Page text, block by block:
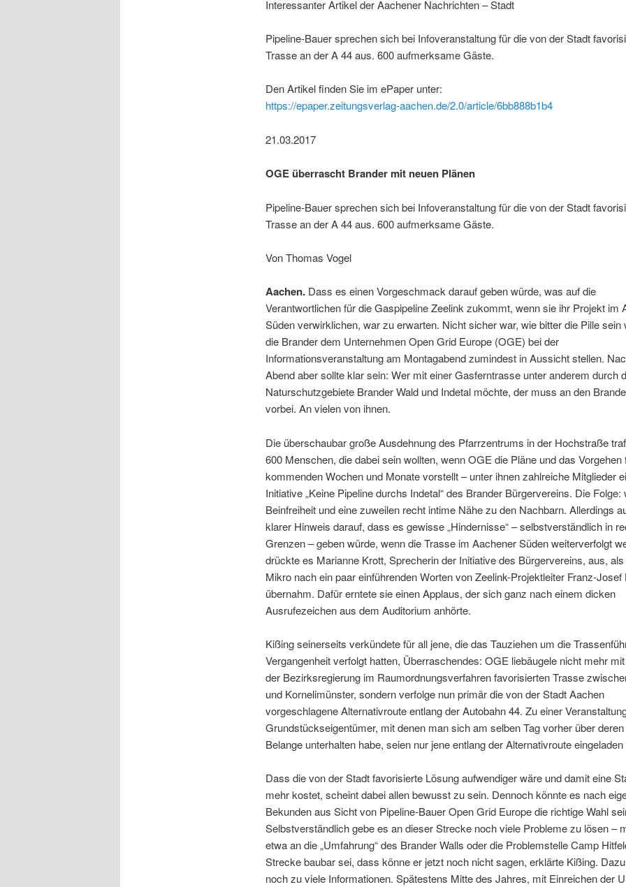
Interessanter Artikel der Aachener Nachrichten – Stadt
Pipeline-Bauer sprechen sich bei Infoveranstaltung für die von der Stadt
Trasse an der A 44 aus. 600 aufmerksame Gäste.
Den Artikel finden Sie im ePaper unter:
https://epaper.zeitungsverlag-aachen.de/2.0/article/6bb888b1b4
21.03.2017
OGE überrascht Brander mit neuen Plänen
Pipeline-Bauer sprechen sich bei Infoveranstaltung für die von der Stadt
Trasse an der A 44 aus. 600 aufmerksame Gäste.
Von Thomas Vogel
Aachen.Dass es einen Vorgeschmack darauf geben würde, was auf die
Verantwortlichen für die Gaspipeline Zeelink zukommt, wenn sie ihr Projekt im
Süden verwirklichen, war zu erwarten. Nicht sicher war, wie bitter die Pille sein
die Brander dem Unternehmen Open Grid Europe (OGE) bei der
Informationsveranstaltung am Montagabend zumindest in Aussicht stellen.
Abend aber sollte klar sein: Wer mit einer Gasferntrasse unter anderem durch
Naturschutzgebiete Brander Wald und Indetal möchte, der muss an den
vorbei. An vielen von ihnen.
Die überschaubar große Ausdehnung des Pfarrzentrums in der Hochstraße
600 Menschen, die dabei sein wollten, wenn OGE die Pläne und das Vorgehen
kommenden Wochen und Monate vorstellt – unter ihnen zahlreiche Mitglieder
Initiative „Keine Pipeline durchs Indetal“ des Brander Bürgervereins. Die Folge:
Beinfreiheit und eine zuweilen recht intime Nähe zu den Nachbarn. Allerdings
klarer Hinweis darauf, dass es gewisse „Hindernisse“ – selbstverständlich in
Grenzen – geben würde, wenn die Trasse im Aachener Süden weiterverfolgt
drückte es Marianne Krott, Sprecherin der Initiative des Bürgervereins, aus,
Mikro nach ein paar einführenden Worten von Zeelink-Projektleiter Franz-Josef
übernahm. Dafür erntete sie einen Applaus, der sich ganz nach einem dicken
Ausrufezeichen aus dem Auditorium anhörte.
Kißing seinerseits verkündete für all jene, die das Tauziehen um die
Vergangenheit verfolgt hatten, Überraschendes: OGE liebäugele nicht mehr
der Bezirksregierung im Raumordnungsverfahren favorisierten Trasse
und Kornelimünster, sondern verfolge nun primär die von der Stadt Aachen
vorgeschlagene Alternativroute entlang der Autobahn 44. Zu einer
Grundstückseigentümer, mit denen man sich am selben Tag vorher über
Belange unterhalten habe, seien nur jene entlang der Alternativroute
Dass die von der Stadt favorisierte Lösung aufwendiger wäre und damit eine
mehr kostet, scheint dabei allen bewusst zu sein. Dennoch könnte es nach
Bekunden aus Sicht von Pipeline-Bauer Open Grid Europe die richtige Wahl
Selbstverständlich gebe es an dieser Strecke noch viele Probleme zu lösen –
etwa an die „Umfahrung“ des Brander Walls oder die Problemstelle Camp
Strecke baubar sei, dass könne er jetzt noch nicht sagen, erklärte Kißing.
noch zu viele Informationen. Spätestens Mitte des Jahres, mit Einreichen der